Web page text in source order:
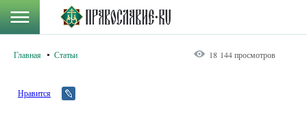
Главная Статьи 18 144 просмотров
Нравится